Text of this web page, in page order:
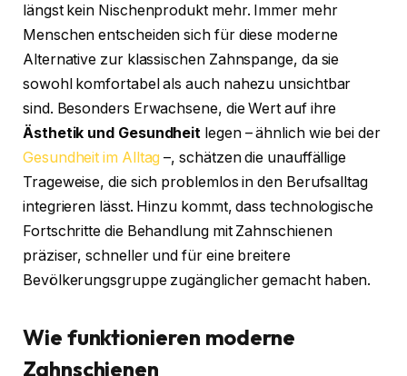
längst kein Nischenprodukt mehr. Immer mehr
Menschen entscheiden sich für diese moderne
Alternative zur klassischen Zahnspange, da sie
sowohl komfortabel als auch nahezu unsichtbar
sind. Besonders Erwachsene, die Wert auf ihre
Ästhetik und Gesundheit legen – ähnlich wie bei der
Gesundheit im Alltag –, schätzen die unauffällige
Trageweise, die sich problemlos in den Berufsalltag
integrieren lässt. Hinzu kommt, dass technologische
Fortschritte die Behandlung mit Zahnschienen
präziser, schneller und für eine breitere
Bevölkerungsgruppe zugänglicher gemacht haben.
Wie funktionieren moderne
Zahnschienen